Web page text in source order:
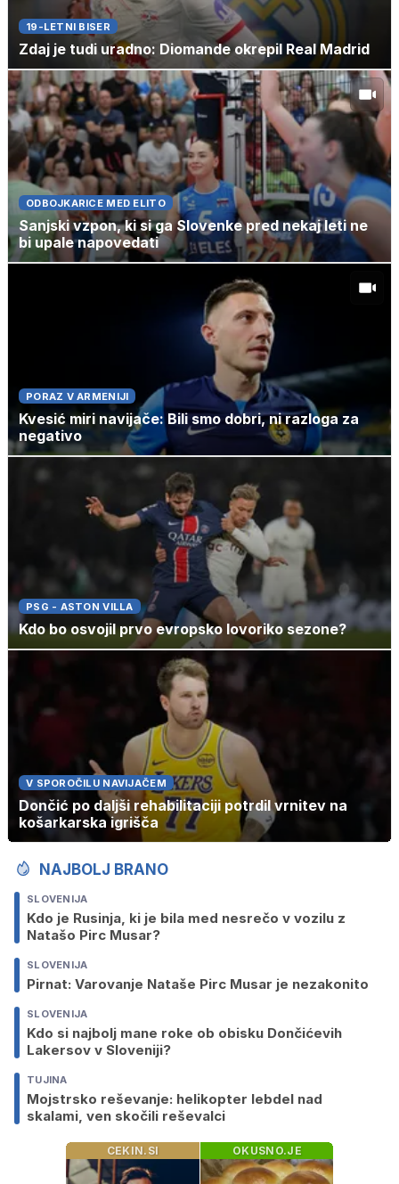
19-LETNI BISER
Zdaj je tudi uradno: Diomande okrepil Real Madrid
ODBOJKARICE MED ELITO
Sanjski vzpon, ki si ga Slovenke pred nekaj leti ne
bi upale napovedati
PORAZ V ARMENIJI
Kvesić miri navijače: Bili smo dobri, ni razloga za
negativo
PSG - ASTON VILLA
Kdo bo osvojil prvo evropsko lovoriko sezone?
V SPOROČILU NAVIJAČEM
Dončić po daljši rehabilitaciji potrdil vrnitev na
košarkarska igrišča
NAJBOLJ BRANO
SLOVENIJA
Kdo je Rusinja, ki je bila med nesrečo v vozilu z
Natašo Pirc Musar?
SLOVENIJA
Pirnat: Varovanje Nataše Pirc Musar je nezakonito
SLOVENIJA
Kdo si najbolj mane roke ob obisku Dončićevih
Lakersov v Sloveniji?
TUJINA
Mojstrsko reševanje: helikopter lebdel nad
skalami, ven skočili reševalci
CEKIN.SI OKUSNO.JE